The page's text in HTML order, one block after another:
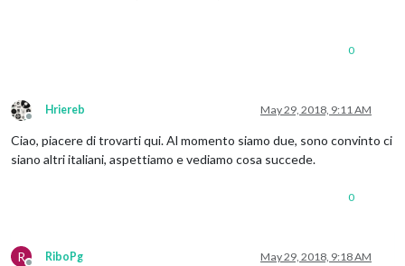
0
Offline
Hriereb May 29, 2018, 9:11 AM
Ciao, piacere di trovarti qui. Al momento siamo due, sono convinto ci
siano altri italiani, aspettiamo e vediamo cosa succede.
0
R RiboPg May 29, 2018, 9:18 AM